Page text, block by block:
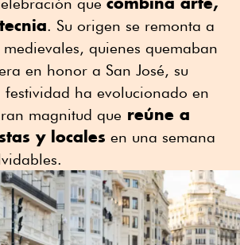
que
. Su origen se remonta a
quienes quemaban
en honor a San José, su
ha evolucionado en
magnitud que reúne a
y locales en una semana